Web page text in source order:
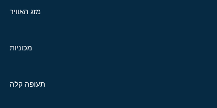
מזג האוויר
מכוניות
תעופה קלה